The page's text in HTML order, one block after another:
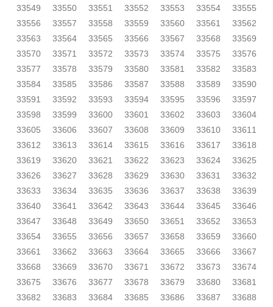
33549 33550 33551 33552 33553 33554
33555
33556
33557 33558 33559 33560 33561
33562
33563
33564 33565 33566 33567 33568
33569
33570
33571 33572 33573 33574 33575
33576
33577
33578 33579 33580 33581 33582
33583
33584
33585 33586 33587 33588 33589
33590
33591
33592 33593 33594 33595 33596
33597
33598
33599 33600 33601 33602 33603
33604
33605
33606 33607 33608 33609 33610
33611
33612
33613 33614 33615 33616 33617
33618
33619
33620 33621 33622 33623 33624
33625
33626
33627 33628 33629 33630 33631
33632
33633
33634 33635 33636 33637 33638
33639
33640
33641 33642 33643 33644 33645
33646
33647
33648 33649 33650 33651 33652
33653
33654
33655 33656 33657 33658 33659
33660
33661
33662 33663 33664 33665 33666
33667
33668
33669 33670 33671 33672 33673
33674
33675
33676 33677 33678 33679 33680
33681
33682
33683 33684 33685 33686 33687
33688